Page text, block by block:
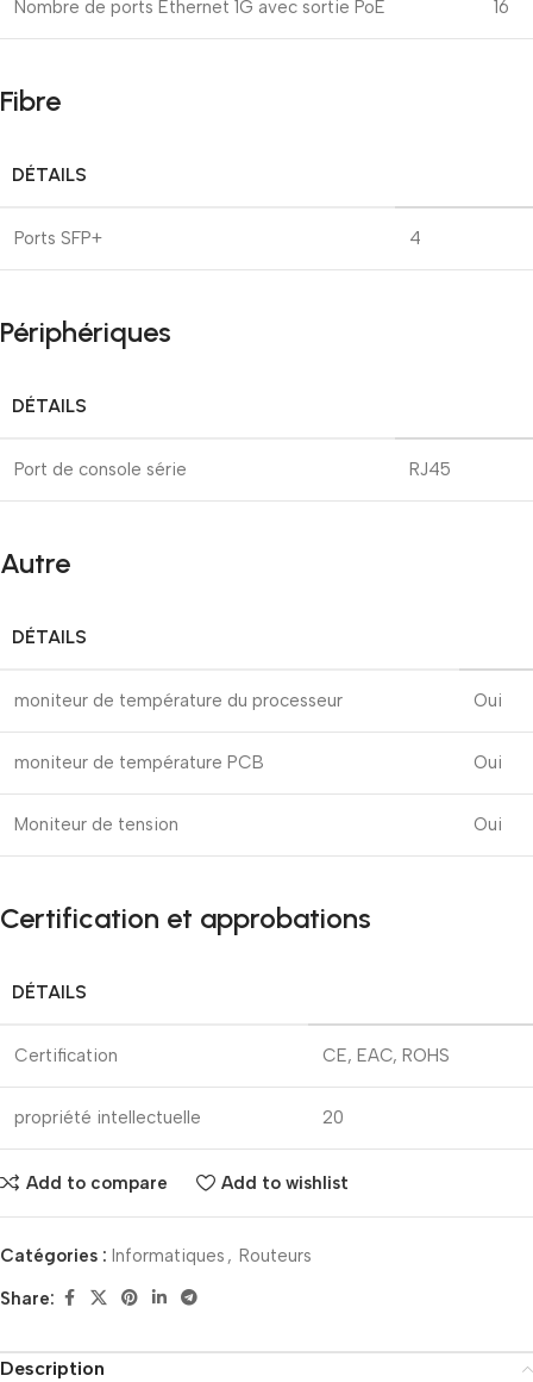
Nombre de ports Ethernet 1G avec sortie PoE 16
Fibre
DÉTAILS
Ports SFP+ 4
Périphériques
DÉTAILS
Port de console série RJ45
Autre
DÉTAILS
moniteur de température du processeur Oui
moniteur de température PCB Oui
Moniteur de tension Oui
Certification et approbations
DÉTAILS
Certification CE, EAC, ROHS
propriété intellectuelle 20
Add to compare Add to wishlist
Catégories : Informatiques , Routeurs
Share:
Description